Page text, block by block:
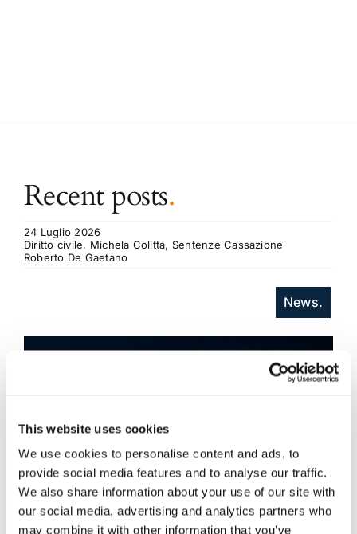
This website uses cookies
We use cookies to personalise content and ads, to
provide social media features and to analyse our traffic.
We also share information about your use of our site with
our social media, advertising and analytics partners who
may combine it with other information that you’ve
Recent posts.
24 Luglio 2026
Diritto civile, Michela Colitta, Sentenze Cassazione
Roberto De Gaetano
News.